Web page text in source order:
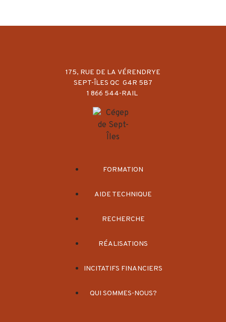
175, RUE DE LA VÉRENDRYE
SEPT-ÎLES QC G4R 5B7
1 866 544-RAIL
FORMATION
AIDE TECHNIQUE
RECHERCHE
RÉALISATIONS
INCITATIFS FINANCIERS
QUI SOMMES-NOUS?